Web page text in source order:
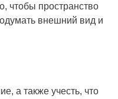
чтобы пространство
внешний вид и
а также учесть, что